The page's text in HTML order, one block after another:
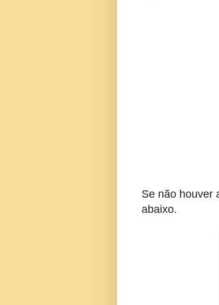
Se não houver
abaixo.